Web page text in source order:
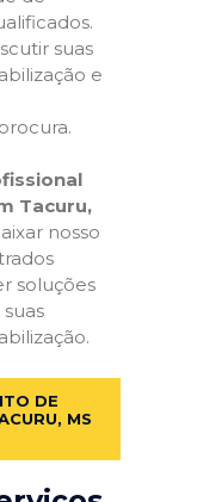
suas
e
Tacuru,
nosso
soluções
DE
MS